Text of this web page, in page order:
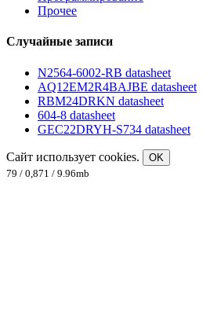
Прочее
Случайные записи
N2564-6002-RB datasheet
AQ12EM2R4BAJBE datasheet
RBM24DRKN datasheet
604-8 datasheet
GEC22DRYH-S734 datasheet
Сайт использует cookies.
OK
79 / 0,871 / 9.96mb